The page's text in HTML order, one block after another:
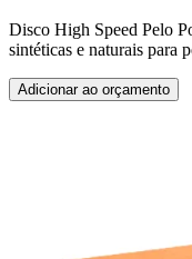
Disco High Speed Pelo
sintéticas e naturais para
Adicionar ao orçamento